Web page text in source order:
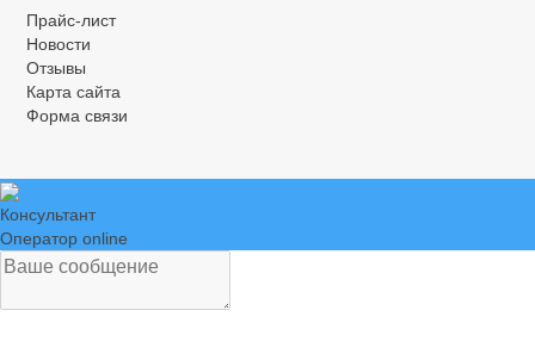
Прайс-лист
Новости
Отзывы
Карта сайта
Форма связи
Консультант
Оператор online